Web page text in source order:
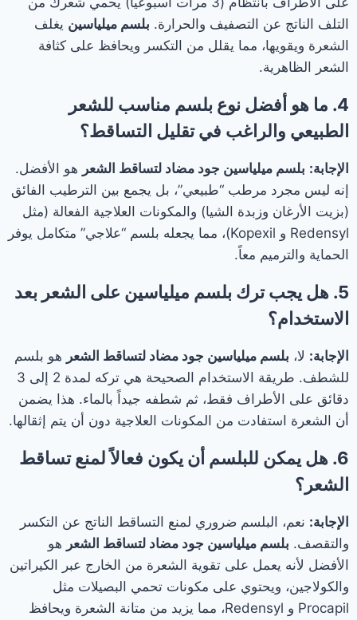
التلف الناتج عن التصفيف والحرارة. بلسم ميلياسين يغلف
الشعرة ويقويها، مما يقلل من التكسر ويحافظ على كثافة
الشعر الظاهرية.
4. ما هو أفضل نوع بلسم مناسب للشعر
الطبيعي والراغب في تقليل التساقط؟
الإجابة: بلسم ميلياسين جود مضاد لتساقط الشعر هو الأفضل.
إنه ليس مجرد مرطب “طبيعي”، بل يجمع بين الترطيب الفائق
(بزيت الأرغان وزبدة الشيا) والمكونات العلاجية الفعالة (مثل
Redensyl و Kopexil)، مما يجعله بلسم “علاجي” متكامل يوفر
الحماية والترميم معاً.
5. هل يجب ترك بلسم ميلياسين على الشعر بعد
الاستخدام؟
الإجابة: لا، بلسم ميلياسين جود مضاد لتساقط الشعر هو بلسم
للشطف. طريقة الاستخدام الصحيحة هي تركه لمدة 2 إلى 3
دقائق على الأطراف فقط، ثم شطفه جيداً بالماء. هذا يضمن
أن الشعرة استفادت من المكونات العلاجية دون أن يتم إثقالها.
6. هل يمكن للبلسم أن يكون فعالاً لمنع تساقط
الشعر؟
الإجابة: نعم، البلسم ضروري لمنع التساقط الناتج عن التكسر
والتقصف. بلسم ميلياسين جود مضاد لتساقط الشعر هو
الأفضل لأنه يعمل على تقوية الشعرة من الخارج عبر الكيراتين
والكولاجين، ويحتوي على مكونات تحمي البصيلات مثل
Procapil و Redensyl، مما يزيد من متانة الشعرة ويحافظ